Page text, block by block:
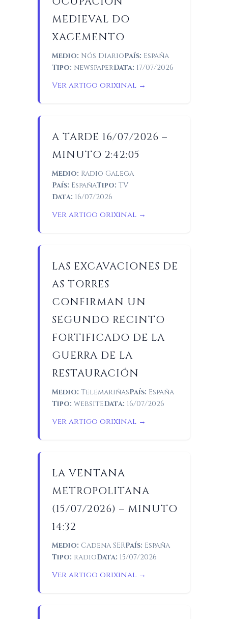
MEDIEVAL DO
XACEMENTO
Medio: Nós DiarioPaís: España
Tipo: newspaperData: 17/07/2026
Ver artigo orixinal →
A TARDE 16/07/2026 –
MINUTO 2:42:05
Medio: Radio Galega
País: EspañaTipo: TV
Data: 16/07/2026
Ver artigo orixinal →
LAS EXCAVACIONES DE
AS TORRES
CONFIRMAN UN
SEGUNDO RECINTO
FORTIFICADO DE LA
GUERRA DE LA
RESTAURACIÓN
Medio: TelemariñasPaís: España
Tipo: websiteData: 16/07/2026
Ver artigo orixinal →
LA VENTANA
METROPOLITANA
(15/07/2026) – MINUTO
14:32
Medio: Cadena SERPaís: España
Tipo: radioData: 15/07/2026
Ver artigo orixinal →